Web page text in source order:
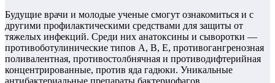
Будущие врачи и молодые ученые смогут ознакомиться и с
другими профилактическими средствами для защиты от
тяжелых инфекций. Среди них анатоксины и сыворотки —
противоботулинические типов А, В, Е, противогангренозная
поливалентная, противостолбнячная и противодифтерийная
концентрированные, против яда гадюки. Уникальные